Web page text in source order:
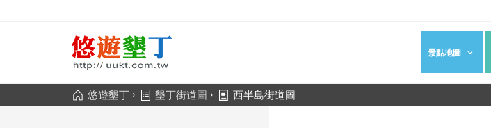
景點地圖
悠遊墾丁 › 墾丁街道圖 › 西半島街道圖